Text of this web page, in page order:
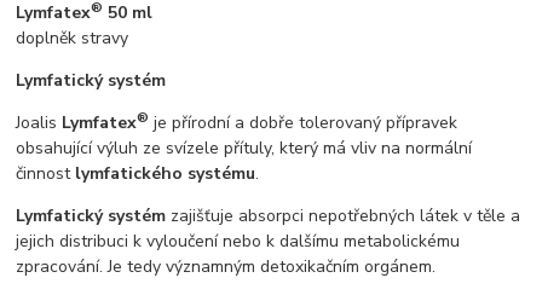
Lymfatex® 50 ml
doplněk stravy
Lymfatický systém
Joalis Lymfatex® je přírodní a dobře tolerovaný přípravek
obsahující výluh ze svízele přítuly, který má vliv na normální
činnost lymfatického systému.
Lymfatický systém zajišťuje absorpci nepotřebných látek v těle a
jejich distribuci k vyloučení nebo k dalšímu metabolickému
zpracování. Je tedy významným detoxikačním orgánem.